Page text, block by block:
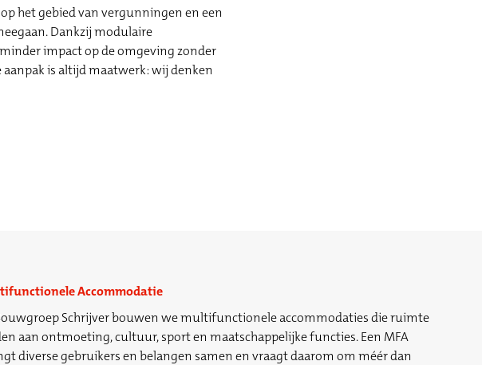
het gebied van vergunningen en een
Dankzij modulaire
impact op de omgeving zonder
is altijd maatwerk: wij denken
Accommodatie
Schrijver bouwen we multifunctionele accommodaties die ruimte
aan ontmoeting, cultuur, sport en maatschappelijke functies. Een MFA
diverse gebruikers en belangen samen en vraagt daarom om méér dan